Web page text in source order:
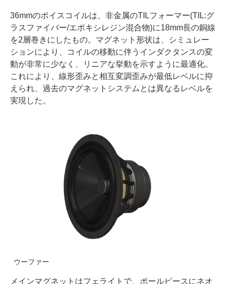
36mmのボイスコイルは、非金属のTILフォーマー(TIL:グ
ラスファイバー/エポキシレジン混合物)に18mm長の銅線
を2層巻きにしたもの。マグネット形状は、シミュレー
ションにより、コイルの移動に伴うインダクタンスの変
動が非常に少なく、リニアな挙動を示すように最適化。
これにより、線形歪みと相互変調歪みが最低レベルに抑
えられ、過去のマグネットシステムとは異なるレベルを
実現した。
ウーファー
メインマグネットはフェライトで、ポールピースにネオ